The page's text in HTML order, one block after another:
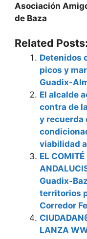
Asociación
de Baza
Related Posts:
Detenidos
picos y
Guadix-
El alcalde
contra de
y recuerda
viabilidad
EL
Guadix-
territorios
Corredor
LANZA